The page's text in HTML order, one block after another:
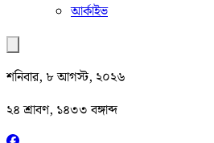
আর্কাইভ
শনিবার, ৮ আগস্ট, ২০২৬
২৪ শ্রাবণ, ১৪৩৩ বঙ্গাব্দ